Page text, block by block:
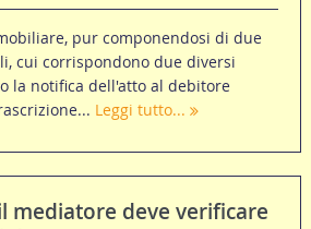
pur componendosi di due
cui corrispondono due diversi
la notifica dell'atto al debitore
Leggi tutto...
mediatore deve verificare